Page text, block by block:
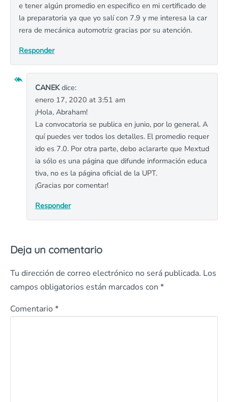
e tener algún promedio en especifico en mi certificado de
la preparatoria ya que yo salí con 7.9 y me interesa la car
rera de mecánica automotriz gracias por su atención.
Responder
CANEKdice:
enero 17, 2020 at 3:51 am
¡Hola, Abraham!
La convocatoria se publica en junio, por lo general. A
quí puedes ver todos los detalles. El promedio requer
ido es 7.0. Por otra parte, debo aclararte que Mextud
ia sólo es una página que difunde información educa
tiva, no es la página oficial de la UPT.
¡Gracias por comentar!
Responder
Deja un comentario
Tu dirección de correo electrónico no será publicada. Los
campos obligatorios están marcados con *
Comentario *